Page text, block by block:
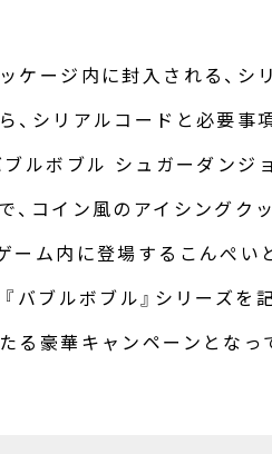
ケージ内に封入される、
、シリアルコードと必要事
ブルボブル シュガーダン
、コイン風のアイシングク
ーム内に登場するこんぺい
バブルボブル』シリーズを
る豪華キャンペーンとなっ